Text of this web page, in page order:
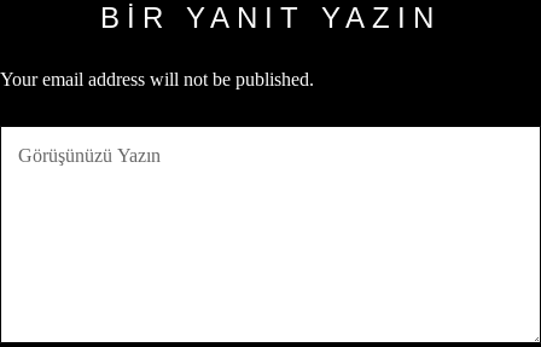
BIR YANIT YAZIN
Your email address will not be published.